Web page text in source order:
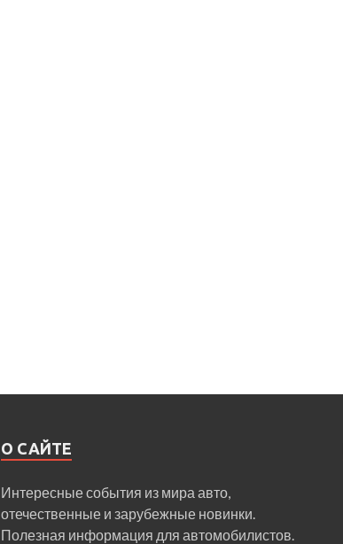
О САЙТЕ
Интересные события из мира авто,
отечественные и зарубежные новинки.
Полезная информация для автомобилистов.